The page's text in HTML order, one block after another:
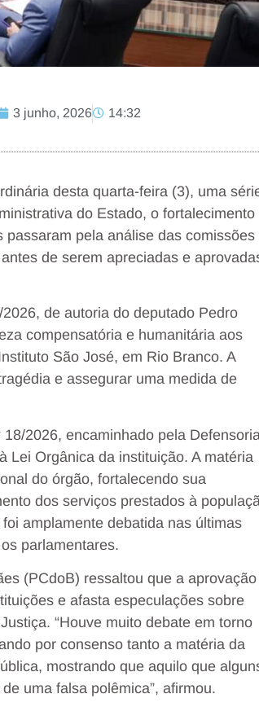
3 junho, 2026 14:32
desta quarta-feira (3), uma
do Estado, o fortalecimento
pela análise das comissões
de serem apreciadas e
de autoria do deputado Pedro
compensatória e humanitária aos
São José, em Rio Branco. A
e assegurar uma medida de
2026, encaminhado pela Defensoria
Lei Orgânica da instituição. A matéria
do órgão, fortalecendo sua
dos serviços prestados à
amplamente debatida nas últimas
parlamentares.
(PCdoB) ressaltou que a
e afasta especulações sobre
“Houve muito debate em torno
por consenso tanto a matéria da
mostrando que aquilo que
uma falsa polêmica”, afirmou.